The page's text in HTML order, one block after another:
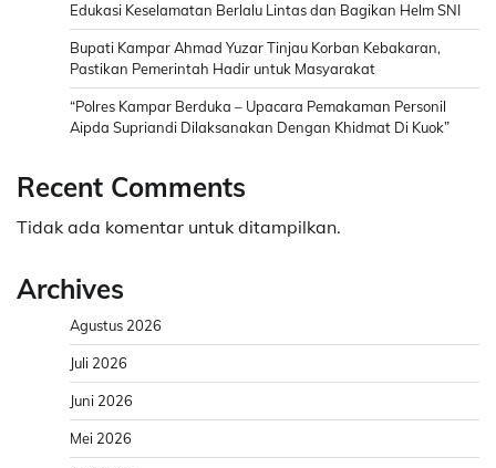
Edukasi Keselamatan Berlalu Lintas dan Bagikan Helm SNI
Bupati Kampar Ahmad Yuzar Tinjau Korban Kebakaran,
Pastikan Pemerintah Hadir untuk Masyarakat
“Polres Kampar Berduka – Upacara Pemakaman Personil
Aipda Supriandi Dilaksanakan Dengan Khidmat Di Kuok”
Recent Comments
Tidak ada komentar untuk ditampilkan.
Archives
Agustus 2026
Juli 2026
Juni 2026
Mei 2026